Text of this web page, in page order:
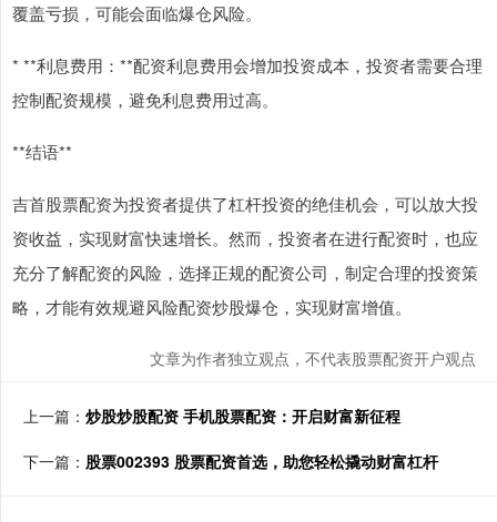
覆盖亏损，可能会面临爆仓风险。
* **利息费用：**配资利息费用会增加投资成本，投资者需要合理
控制配资规模，避免利息费用过高。
**结语**
吉首股票配资为投资者提供了杠杆投资的绝佳机会，可以放大投
资收益，实现财富快速增长。然而，投资者在进行配资时，也应
充分了解配资的风险，选择正规的配资公司，制定合理的投资策
略，才能有效规避风险配资炒股爆仓，实现财富增值。
文章为作者独立观点，不代表股票配资开户观点
上一篇： 炒股炒股配资 手机股票配资：开启财富新征程
下一篇： 股票002393 股票配资首选，助您轻松撬动财富杠杆